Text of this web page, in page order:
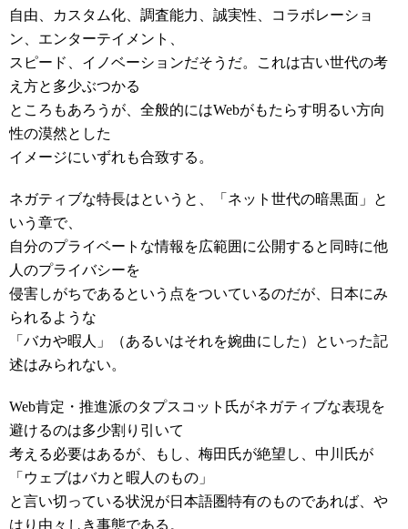
自由、カスタム化、調査能力、誠実性、コラボレーショ
ン、エンターテイメント、
スピード、イノベーションだそうだ。これは古い世代の考
え方と多少ぶつかる
ところもあろうが、全般的にはWebがもたらす明るい方向
性の漠然とした
イメージにいずれも合致する。
ネガティブな特長はというと、「ネット世代の暗黒面」と
いう章で、
自分のプライベートな情報を広範囲に公開すると同時に他
人のプライバシーを
侵害しがちであるという点をついているのだが、日本にみ
られるような
「バカや暇人」（あるいはそれを婉曲にした）といった記
述はみられない。
Web肯定・推進派のタプスコット氏がネガティブな表現を
避けるのは多少割り引いて
考える必要はあるが、もし、梅田氏が絶望し、中川氏が
「ウェブはバカと暇人のもの」
と言い切っている状況が日本語圏特有のものであれば、や
はり由々しき事態である。